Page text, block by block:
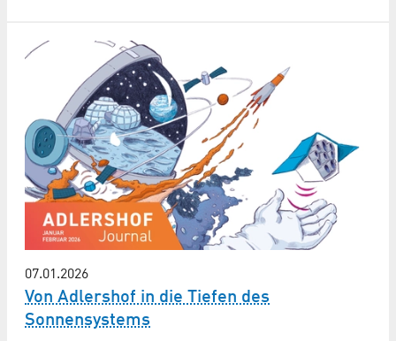
07.01.2026
Von Adlershof in die Tiefen des
Sonnensystems